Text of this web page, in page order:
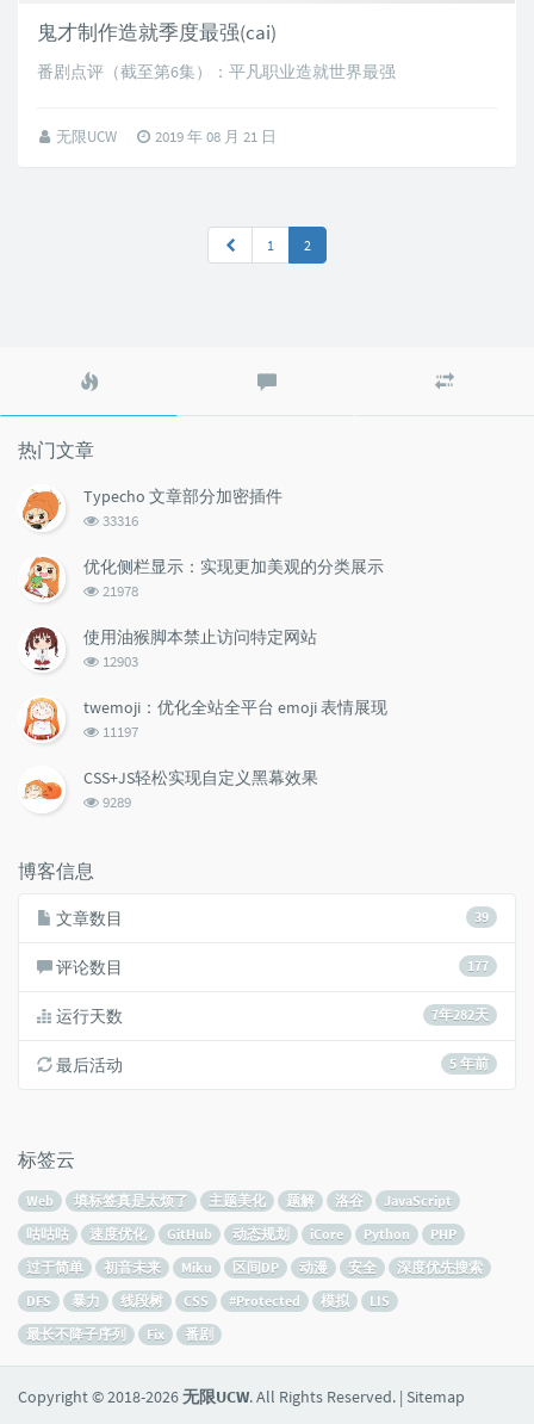
鬼才制作造就季度最强(cai)
番剧点评（截至第6集）：平凡职业造就世界最强
无限UCW 2019 年 08 月 21 日
1 2
文
评
文
热门文章
Typecho 文章部分加密插件
浏
次
数:
33316
优化侧栏显示：实现更加美观的分类展示
浏
次
数:
21978
使用油猴脚本禁止访问特定网站
浏
次
12903
twemoji：优化全站全平台 emoji 表情展现
浏
次
11197
CSS+JS轻松实现自定义黑幕效果
浏
9289
博客信息
39
文章数目
177
评论数目
7年282天
运行天数
5 年前
最后活动
标签云
Web 填标签真是太烦了 主题美化 题解 洛谷
JavaScript
咕咕咕
速度优化 GitHub 动态规划 iCore Python
PHP
过于简单
初音未来 Miku 区间DP 动漫 安全
深度优先搜索
DFS
暴力 线段树 CSS #Protected 模拟
LIS
最长不降子序列
Fix 番剧
Copyright © 2018-2026无限UCW. All Rights Reserved. | Sitemap